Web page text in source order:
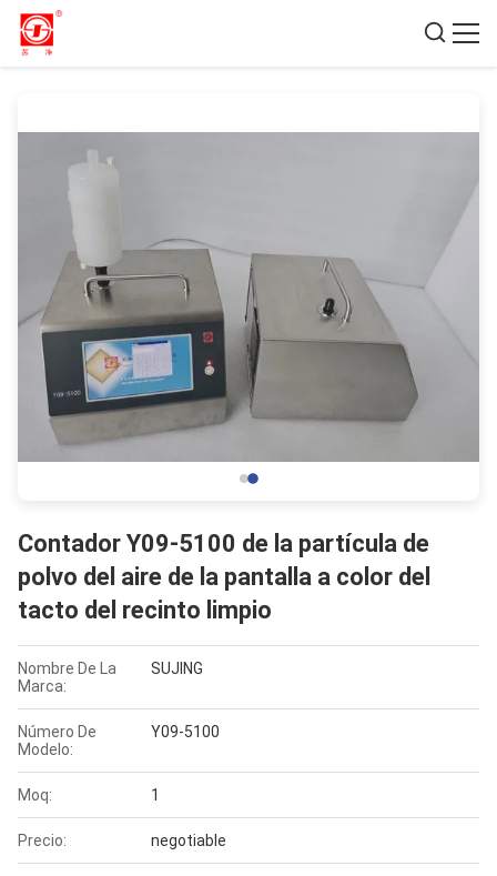
Contador Y09-5100 de la partícula de
polvo del aire de la pantalla a color del
tacto del recinto limpio
Nombre De La
Marca:
SUJING
Número De
Modelo:
Y09-5100
Moq: 1
Precio: negotiable